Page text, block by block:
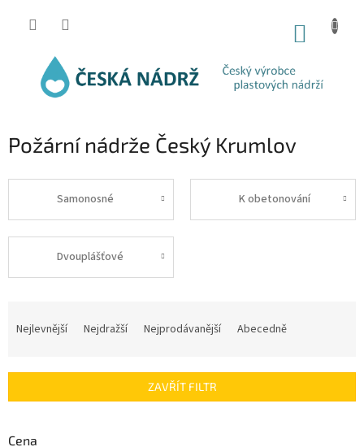
Požární nádrže Český Krumlov
Samonosné K obetonování
Dvouplášťové
í
r
Nejlevnější Nejdražší Nejprodávanější Abecedně
ZAVŘÍT FILTR
Cena